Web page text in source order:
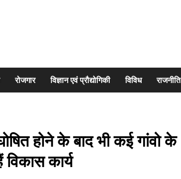
रोजगार विज्ञान एवं प्रौद्योगिकी विविध राजनीति
होने के बाद भी कई गांवो के
कार्य